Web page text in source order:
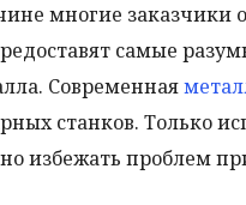
многие заказчики
самые
Современная
станков. Только
избежать проблем